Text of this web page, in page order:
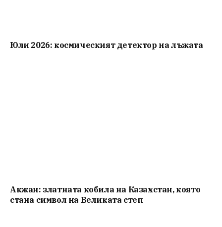
Юли 2026: космическият детектор на лъжата
Акжан: златната кобила на Казахстан, която
стана символ на Великата степ